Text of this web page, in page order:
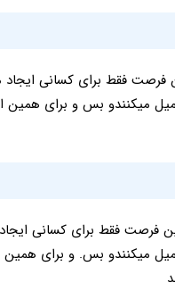
فرصت فقط برای کسانی ایجاد
میکنندو بس و برای
فرصت فقط برای کسانی
میکنندو بس. و برای